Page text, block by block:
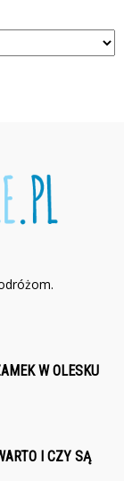
W OLESKU
I CZY SĄ